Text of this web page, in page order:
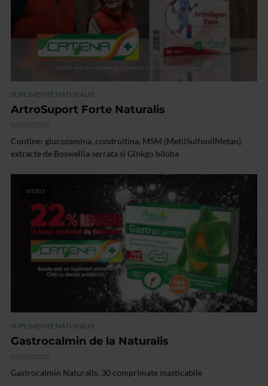
SUPLIMENTE NATURALIS
ArtroSuport Forte Naturalis
04/03/2020
Contine: glucozamina, condroitina, MSM (MetilSulfonilMetan),
extracte de Boswellia serrata si Ginkgo biloba
VIDEO
SUPLIMENTE NATURALIS
Gastrocalmin de la Naturalis
04/03/2020
Gastrocalmin Naturalis, 30 comprimate masticabile